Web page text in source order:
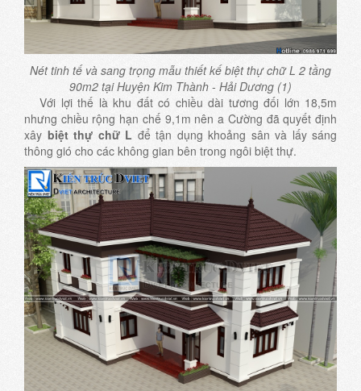
Nét tinh tế và sang trọng mẫu thiết kế biệt thự chữ L 2 tầng
90m2 tại Huyện Kim Thành - Hải Dương (1)
Với lợi thế là khu đất có chiều dài tương đối lớn 18,5m
nhưng chiều rộng hạn chế 9,1m nên a Cường đã quyết định
xây biệt thự chữ L để tận dụng khoảng sân và lấy sáng
thông gió cho các không gian bên trong ngôi biệt thự.